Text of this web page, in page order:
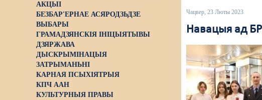
АКЦЫІ
БЕЗБАР'ЕРНАЕ АСЯРОДЗЬДЗЕ
ВЫБАРЫ
ГРАМАДЗЯНСКІЯ ІНІЦЫЯТЫВЫ
ДЗЯРЖАВА
ДЫСКРЫМІНАЦЫЯ
ЗАТРЫМАНЬНІ
КАРНАЯ ПСЫХІЯТРЫЯ
КПЧ ААН
КУЛЬТУРНЫЯ ПРАВЫ
Чацвер, 23 Люты 2023
Навацыя ад